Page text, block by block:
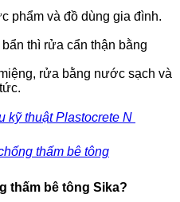
phẩm và đồ dùng gia đình.
thì rửa cẩn thận bằng
rửa bằng nước sạch và
kỹ thuật Plastocrete N
thấm bê tông
thấm bê tông Sika?